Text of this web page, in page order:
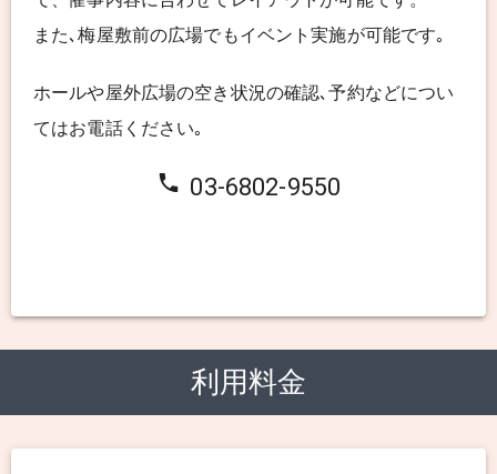
また､梅屋敷前の広場でもイベント実施が可能です｡
ホールや屋外広場の空き状況の確認､予約などについ
てはお電話ください｡
03-6802-9550
利用料金